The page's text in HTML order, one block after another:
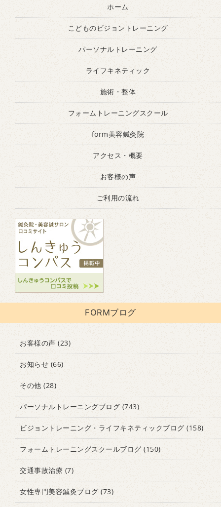
ホーム
こどものビジョントレーニング
パーソナルトレーニング
ライフキネティック
施術・整体
フォームトレーニングスクール
form美容鍼灸院
アクセス・概要
お客様の声
ご利用の流れ
FORMブログ
お客様の声 (23)
お知らせ (66)
その他 (28)
パーソナルトレーニングブログ (743)
ビジョントレーニング・ライフキネティックブログ (158)
フォームトレーニングスクールブログ (150)
交通事故治療 (7)
女性専門美容鍼灸ブログ (73)